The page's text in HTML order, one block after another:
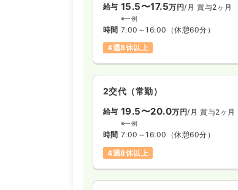
給与 15.5〜17.5万円/月 賞与2ヶ月
※一例
時間 7:00～16:00 （休憩60分）
4週8休以上
2交代（常勤）
給与 19.5〜20.0万円/月 賞与2ヶ月
※一例
時間 7:00～16:00 （休憩60分）
4週8休以上